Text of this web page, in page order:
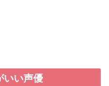
いい声優